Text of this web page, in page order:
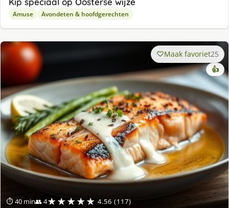
Amuse Avondeten & hoofdgerechten
⏱ 40 min👥 4★★★★★ 4.56 (117)
Maak favoriet25
👍